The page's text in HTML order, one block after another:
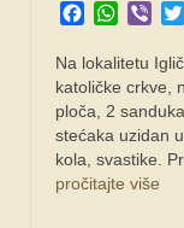
Facebook
Na lokalitetu
katoličke crkve,
ploča, 2
stećaka uzidan
kola, svastike.
pročitajte više